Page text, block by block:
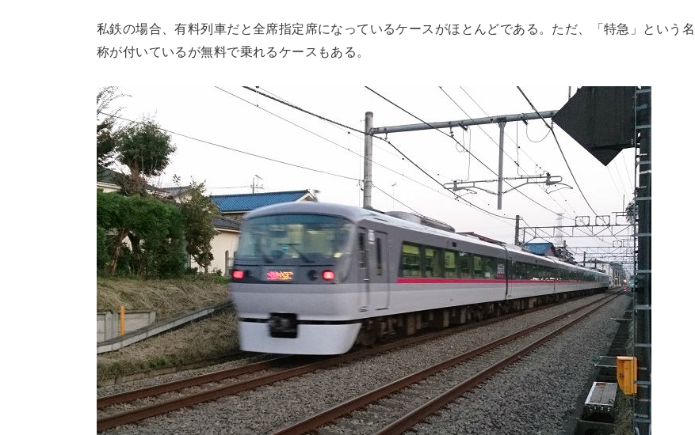
私鉄の場合、有料列車だと全席指定席になっているケースがほとんどである。ただ、「特急」という名
称が付いているが無料で乗れるケースもある。